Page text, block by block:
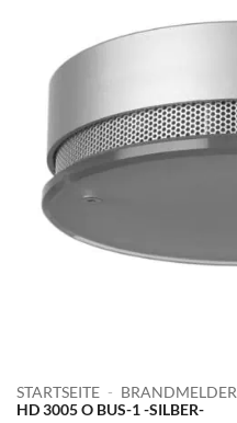
STARTSEITE - BRANDMELDER
HD 3005 O BUS-1 -SILBER-